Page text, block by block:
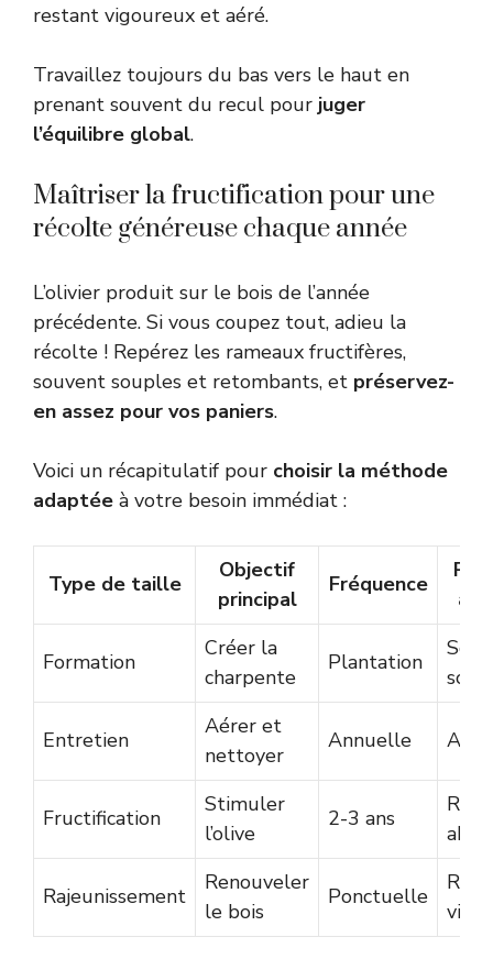
restant vigoureux et aéré.
Travaillez toujours du bas vers le haut en
prenant souvent du recul pour juger
l’équilibre global.
Maîtriser la fructification pour une
récolte généreuse chaque année
L’olivier produit sur le bois de l’année
précédente. Si vous coupez tout, adieu la
récolte ! Repérez les rameaux fructifères,
souvent souples et retombants, et préservez-
en assez pour vos paniers.
Voici un récapitulatif pour choisir la méthode
adaptée à votre besoin immédiat :
Type de taille
Objectif
principal
Fréquence
Formation
Créer la
charpente
Plantation
Entretien
Aérer et
nettoyer
Annuelle
Fructification
Stimuler
l’olive
2-3 ans
Rajeunissement
Renouveler
le bois
Ponctuelle